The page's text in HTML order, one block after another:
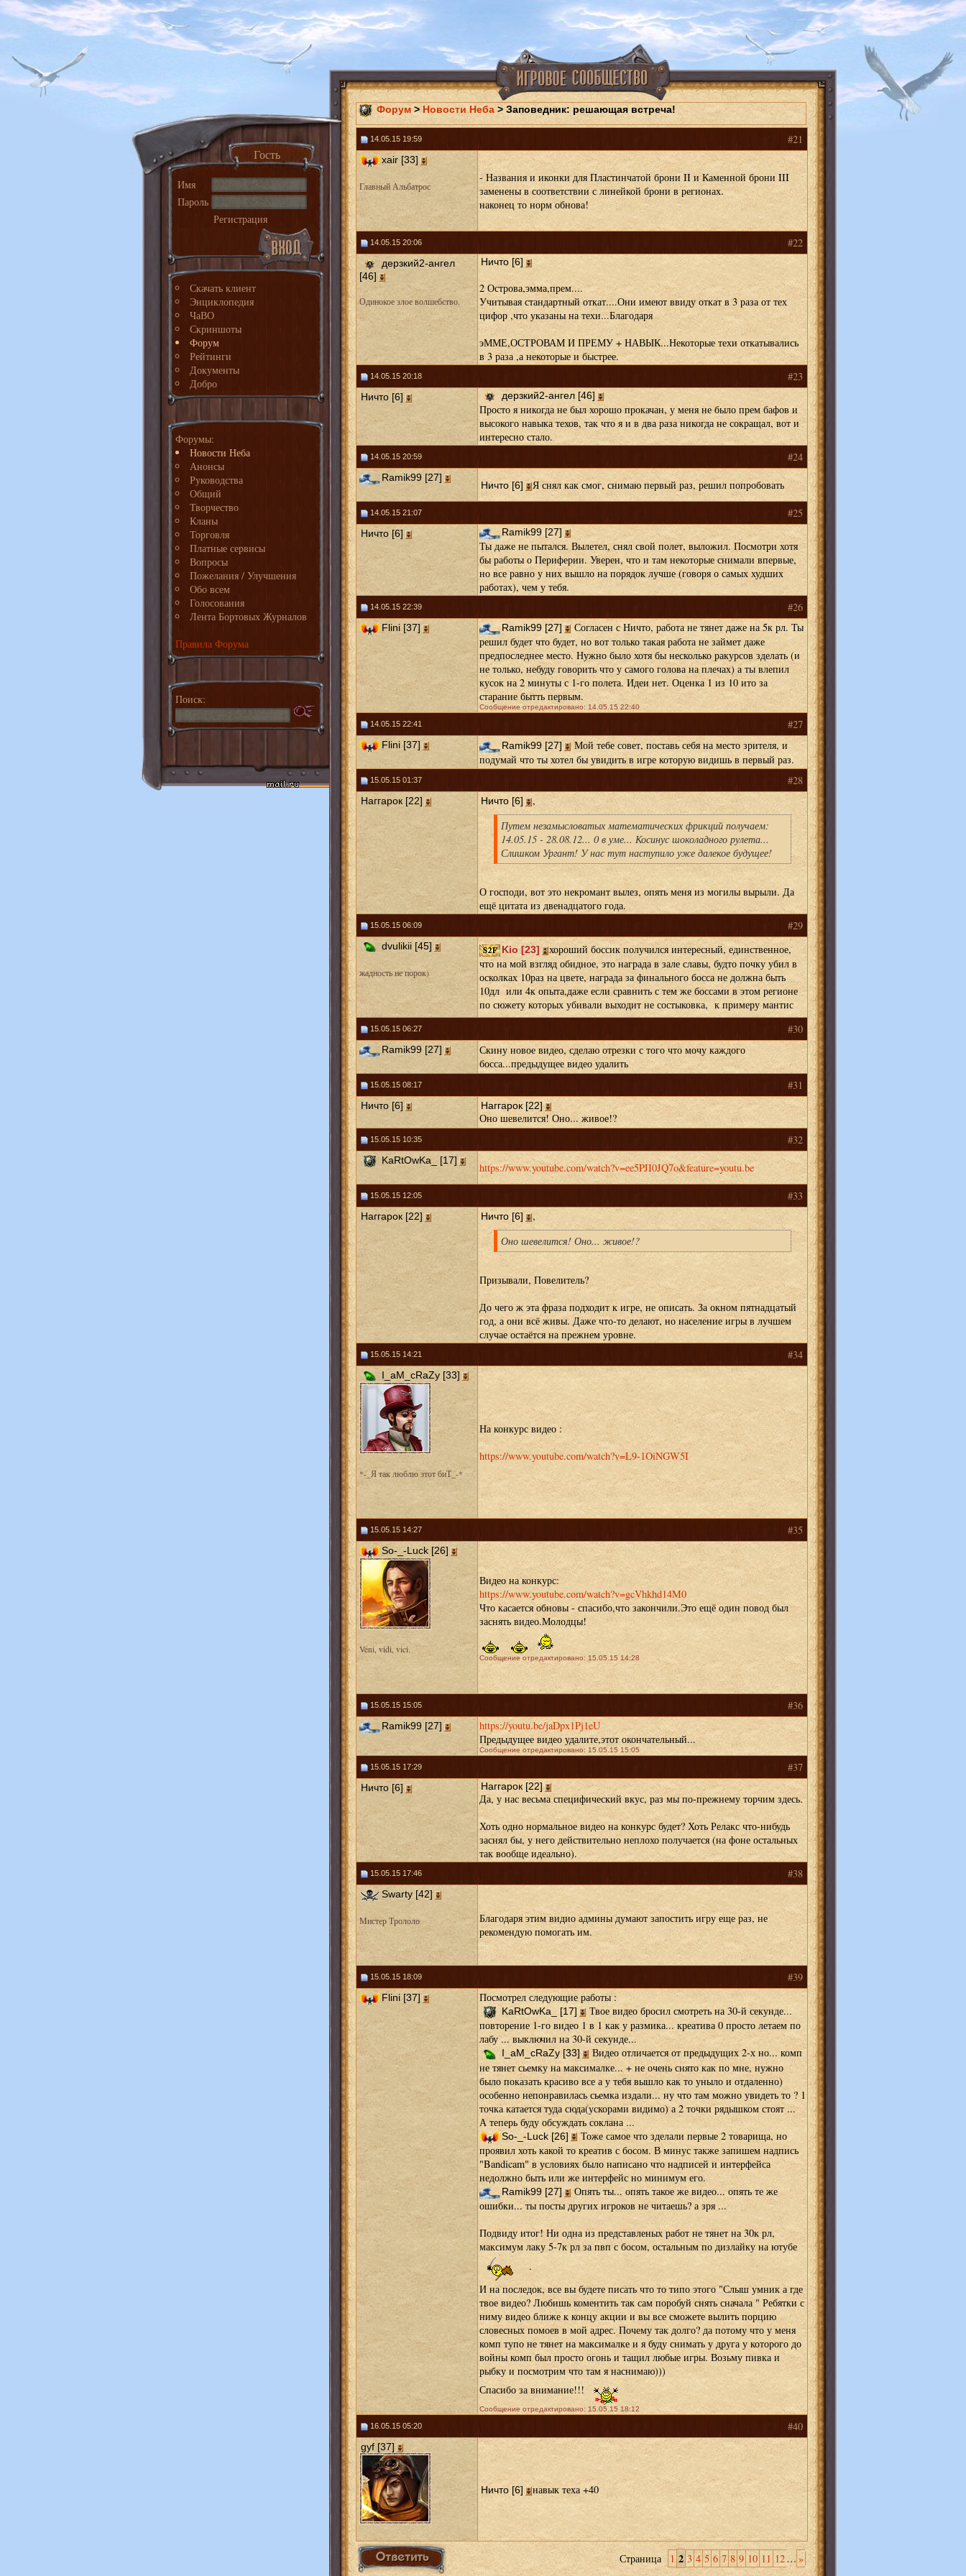
Гость
Имя
Пароль
Регистрация
Скачать клиент
Энциклопедия
ЧаВО
Скриншоты
Форум
Рейтинги
Документы
Добро
Форумы:
Новости Неба
Анонсы
Руководства
Общий
Творчество
Кланы
Торговля
Платные сервисы
Вопросы
Пожелания / Улучшения
Обо всем
Голосования
Лента Бортовых Журналов
Правила Форума
Поиск:
Форум> Новости Неба> Заповедник: решающая встреча!
14.05.15 19:59 #21
xair [33]
Главный Альбатрос
- Названия и иконки для Пластинчатой брони II и Каменной брони III
заменены в соответствии с линейкой брони в регионах.
наконец то норм обнова!
14.05.15 20:06 #22
дерзкий2-ангел
[46]
Одинокое злое волшебство.
Ничто [6]
2 Острова,эмма,прем....
Учитывая стандартный откат....Они имеют ввиду откат в 3 раза от тех
цифор ,что указаны на техи...Благодаря
эММЕ,ОСТРОВАМ И ПРЕМУ + НАВЫК...Некоторые техи откатывались
в 3 раза ,а некоторые и быстрее.
14.05.15 20:18 #23
Ничто [6] дерзкий2-ангел [46]
Просто я никогда не был хорошо прокачан, у меня не было прем бафов и
высокого навыка техов, так что я и в два раза никогда не сокращал, вот и
интересно стало.
14.05.15 20:59 #24
Ramik99 [27]
Ничто [6] Я снял как смог, снимаю первый раз, решил попробовать
14.05.15 21:07 #25
Ничто [6] Ramik99 [27]
Ты даже не пытался. Вылетел, снял свой полет, выложил. Посмотри хотя
бы работы о Периферии. Уверен, что и там некоторые снимали впервые,
но все равно у них вышло на порядок лучше (говоря о самых худших
работах), чем у тебя.
14.05.15 22:39 #26
Flini [37] Ramik99 [27]
Согласен с Ничто, работа не тянет даже на 5к рл. Ты
решил будет что будет, но вот только такая работа не займет даже
предпоследнее место. Нужно было хотя бы несколько ракурсов зделать (и
не только, небуду говорить что у самого голова на плечах) а ты влепил
кусок на 2 минуты с 1-го полета. Идеи нет. Оценка 1 из 10 ито за
старание бытть первым.
Сообщение отредактировано: 14.05.15 22:40
14.05.15 22:41 #27
Flini [37] Ramik99 [27]
Мой тебе совет, поставь себя на место зрителя, и
подумай что ты хотел бы увидить в игре которую видишь в первый раз.
15.05.15 01:37 #28
Наггарок [22] Ничто [6]
,
Путем незамысловатых математических фрикций получаем:
14.05.15 - 28.08.12... 0 в уме... Косинус шоколадного рулета...
Слишком Ургант! У нас тут наступило уже далекое будущее!
О господи, вот это некромант вылез, опять меня из могилы вырыли. Да
ещё цитата из двенадцатого года.
15.05.15 06:09 #29
dvulikii [45]
жадность не порок)
Kio [23]
хороший боссик получился интересный, единственное,
что на мой взгляд обидное, это награда в зале славы, будто почку убил в
осколках 10раз на цвете, награда за финального босса не должна быть
10дл или 4к опыта,даже если сравнить с тем же боссами в этом регионе
по сюжету которых убивали выходит не состыковка, к примеру мантис
15.05.15 06:27 #30
Ramik99 [27]
Скину новое видео, сделаю отрезки с того что мочу каждого
босса...предыдущее видео удалить
15.05.15 08:17 #31
Ничто [6] Наггарок [22]
Оно шевелится! Оно... живое!?
15.05.15 10:35 #32
KaRtOwKa_ [17]
https://www.youtube.com/watch?v=ee5PJI0JQ7o&feature=youtu.be
15.05.15 12:05 #33
Наггарок [22] Ничто [6]
,
Оно шевелится! Оно... живое!?
Призывали, Повелитель?
До чего ж эта фраза подходит к игре, не описать. За окном пятнадцатый
год, а они всё живы. Даже что-то делают, но население игры в лучшем
случае остаётся на прежнем уровне.
15.05.15 14:21 #34
I_aM_cRaZy [33]
*-_Я так люблю этот биТ_-*
На конкурс видео :
https://www.youtube.com/watch?v=L9-1OiNGW5I
15.05.15 14:27 #35
So-_-Luck [26]
Veni, vidi, vici.
Видео на конкурс:
https://www.youtube.com/watch?v=gcVhkhd14M0
Что касается обновы - спасибо,что закончили.Это ещё один повод был
заснять видео.Молодцы!
Сообщение отредактировано: 15.05.15 14:28
15.05.15 15:05 #36
Ramik99 [27]
https://youtu.be/jaDpx1Pj1eU
Предыдущее видео удалите,этот окончательный...
Сообщение отредактировано: 15.05.15 15:05
15.05.15 17:29 #37
Ничто [6] Наггарок [22]
Да, у нас весьма специфический вкус, раз мы по-прежнему торчим здесь.
Хоть одно нормальное видео на конкурс будет? Хоть Релакс что-нибудь
заснял бы, у него действительно неплохо получается (на фоне остальных
так вообще идеально).
15.05.15 17:46 #38
Swarty [42]
Мистер Трололо
Благодаря этим видио админы думают запостить игру еще раз, не
рекомендую помогать им.
15.05.15 18:09 #39
Flini [37] Посмотрел следующие работы :
KaRtOwKa_ [17]
Твое видео бросил смотреть на 30-й секунде...
повторение 1-го видео 1 в 1 как у размика... креатива 0 просто летаем по
лабу ... выключил на 30-й секунде...
I_aM_cRaZy [33]
Видео отличается от предыдущих 2-х но... комп
не тянет сьемку на максималке... + не очень снято как по мне, нужно
было показать красиво все а у тебя вышло как то уныло и отдаленно)
особенно непонравилась сьемка издали... ну что там можно увидеть то ? 1
точка катается туда сюда(ускорами видимо) а 2 точки рядышком стоят ...
А теперь буду обсуждать соклана ...
So-_-Luck [26]
Тоже самое что зделали первые 2 товарища, но
проявил хоть какой то креатив с босом. В минус также запишем надпись
"Bandicam" в условиях было написано что надписей и интерфейса
недолжно быть или же интерфейс но минимум его.
Ramik99 [27]
Опять ты... опять такое же видео... опять те же
ошибки... ты посты других игроков не читаешь? а зря ...
Подвиду итог! Ни одна из представленых работ не тянет на 30к рл,
максимум лаку 5-7к рл за пвп с босом, остальным по дизлайку на ютубе
.
И на последок, все вы будете писать что то типо этого "Слыш умник а где
твое видео? Любишь коментить так сам поробуй снять сначала " Ребятки с
ниму видео ближе к концу акции и вы все сможете вылить порцию
словесных помоев в мой адрес. Почему так долго? да потому что у меня
комп тупо не тянет на максималке и я буду снимать у друга у которого до
войны комп был просто огонь и тащил любые игры. Возьму пивка и
рыбку и посмотрим что там я наснимаю)))
Спасибо за внимание!!!
Сообщение отредактировано: 15.05.15 18:12
16.05.15 05:20 #40
gyf [37]
Ничто [6] навык теха +40
Страница 1 2 3 4 5 6 7 8 9 10 11 12… »